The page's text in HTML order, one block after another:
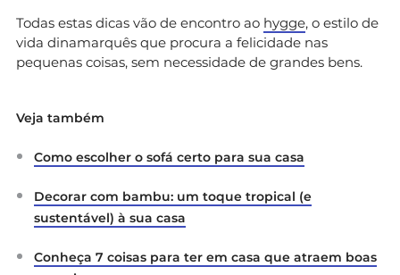
Todas estas dicas vão de encontro ao hygge, o estilo de
vida dinamarquês que procura a felicidade nas
pequenas coisas, sem necessidade de grandes bens.
Veja também
Como escolher o sofá certo para sua casa
Decorar com bambu: um toque tropical (e
sustentável) à sua casa
Conheça 7 coisas para ter em casa que atraem boas